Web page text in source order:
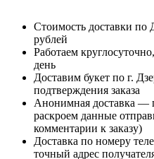
Стоимость доставки по
рублей
Работаем
день
Доставим букет по г.
подтверждения заказа
Анонимная доставка
раскроем данные
комментарии к заказу)
Доставка по номеру
точный адрес